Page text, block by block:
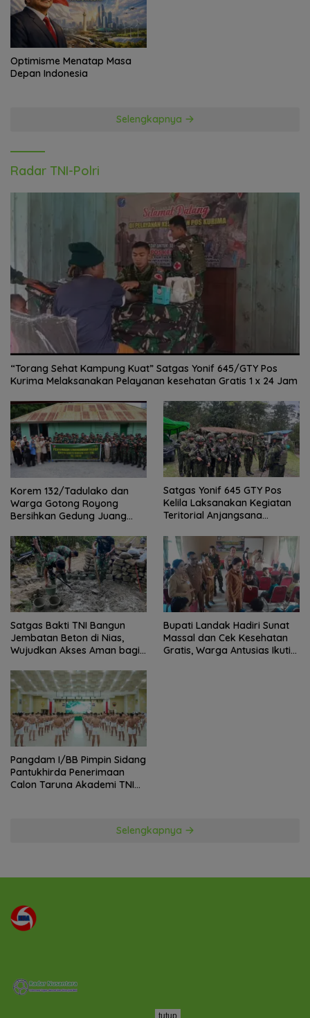
Optimisme Menatap Masa
Depan Indonesia
Selengkapnya
Radar TNI-Polri
“Torang Sehat Kampung Kuat” Satgas Yonif 645/GTY Pos
Kurima Melaksanakan Pelayanan kesehatan Gratis 1 x 24 Jam
Korem 132/Tadulako dan
Warga Gotong Royong
Bersihkan Gedung Juang
Satgas Yonif 645 GTY Pos
Kelila Laksanakan Kegiatan
Teritorial Anjangsana
Lurah
Satgas Bakti TNI Bangun
Jembatan Beton di Nias,
Wujudkan Akses Aman bagi
Bupati Landak Hadiri Sunat
Massal dan Cek Kesehatan
Gratis, Warga Antusias Ikuti
Pangdam I/BB Pimpin Sidang
Pantukhirda Penerimaan
Calon Taruna Akademi TNI
Selengkapnya
tutup